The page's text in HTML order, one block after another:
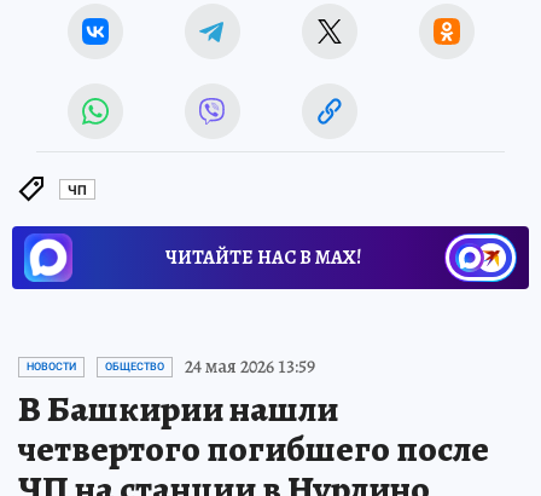
ЧП
ЧИТАЙТЕ НАС В МАХ!
НОВОСТИ ОБЩЕСТВО 24 мая 2026 13:59
В Башкирии нашли
четвертого погибшего после